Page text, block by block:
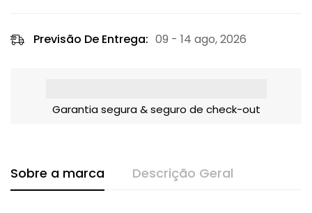
Previsão De Entrega: 09 - 14 ago, 2026
Garantia segura & seguro de check-out
Sobre a marca Descrição Geral